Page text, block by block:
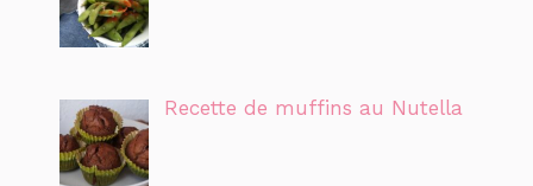
Recette de muffins au Nutella